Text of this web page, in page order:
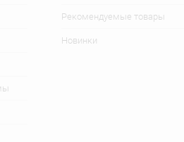
Рекомендуемые товары
Новинки